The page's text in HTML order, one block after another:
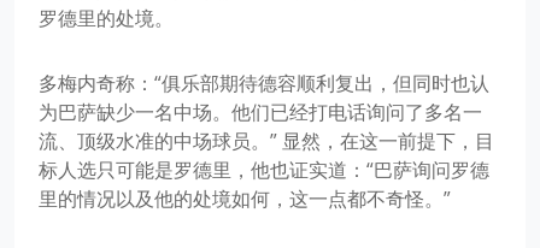
罗德里的处境。
多梅内奇称：“俱乐部期待德容顺利复出，但同时也认
为巴萨缺少一名中场。他们已经打电话询问了多名一
流、顶级水准的中场球员。” 显然，在这一前提下，目
标人选只可能是罗德里，他也证实道：“巴萨询问罗德
里的情况以及他的处境如何，这一点都不奇怪。”